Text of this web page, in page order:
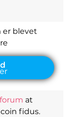
er blevet
at
fidus.